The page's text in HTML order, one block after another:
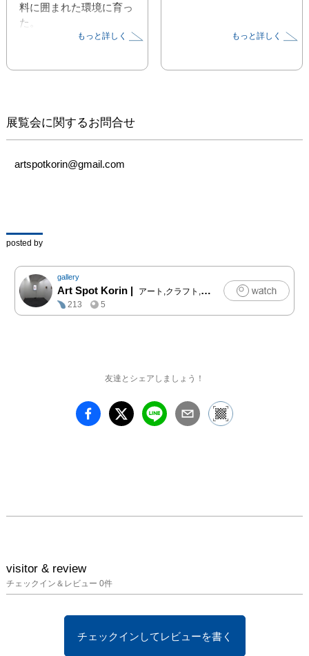
料に囲まれた環境に育っ
た。
幼い頃からそれらで遊ん
クボーンであり作品の元
もの」は天秤をモチーフ
にした作品。
本来、天秤はどちらかに
である。
それはこの「得体の知れ
ない球はハカることが不
可能である。」というこ
と。
そして「片割れであるか
向田邦子原作の映画「阿
修羅のごとく」を観た。
その傾きは時代によって
変動する場合がある。
ないモノも天秤にかけて
もっと詳しく もっと詳しく
展覧会に関するお問合せ
artspotkorin@gmail.com
posted by
gallery
Art Spot Korin |
アート,クラフト,ファッション,写真,その他
213
5
友達とシェアしましょう！
visitor & review
チェックイン＆レビュー 0件
チェックインしてレビューを書く